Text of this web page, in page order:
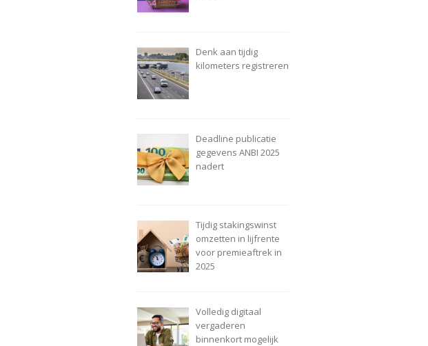
Denk aan tijdig
kilometers registreren
Deadline publicatie
gegevens ANBI 2025
nadert
Tijdig stakingswinst
omzetten in lijfrente
voor premieaftrek in
2025
Volledig digitaal
vergaderen
binnenkort mogelijk